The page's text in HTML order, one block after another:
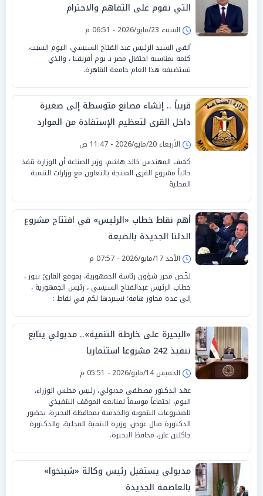
التي تقوم على التفاهم والاحترام
السبت 23/مايو/2026 - 06:51 م
ألقى السيد الرئيس عبد الفتاح السيسي، اليوم السبت،
كلمة بمناسبة احتفال مصر بـ يوم أفريقيا ، والذي
تستضيفه هذا العام جامعة القاهرة.
قريباً .. إنشاء مصانع متوسطة إلى صغيرة
داخل القرى لتعظيم الإستفادة من الموارد
الأربعاء 20/مايو/2026 - 11:47 ص
كشف المهندس خالد هاشم، وزير الصناعة أن الوزارة تنفذ
حالياً مشروع القرى المنتجة بالتعاون مع وزارات التنمية
المحلية
أهم نقاط خطاب «الرئيس» في افتتاح مشروع
الدلتا الجديدة بالضبعة
الأحد 17/مايو/2026 - 07:57 م
لخّـص محرر شؤون رئاسة الجمهورية، بموقع القارئ نيوز ،
خطاب الرئيس عبدالفتاح السيسي ، رئيس الجمهورية ،
إلى عدة محاور هامة؛ نسىردها لكم في نقاط :
«البحيرة على خارطة التنمية».. مدبولي يتابع
تنفيذ 242 مشروعا استثماريا
الخميس 14/مايو/2026 - 05:51 م
عقد الدكتور مصطفى مدبولي، رئيس مجلس الوزراء،
اليوم، اجتماعاً موسعاً لمتابعة الموقف التنفيذي
للمشروعات التنموية والخدمية بمحافظة البحيرة، بحضور
الدكتورة منال عوض، وزيرة التنمية المحلية، والدكتورة
جاكلين عازر، محافظ البحيرة.
مدبولي يستقبل رئيس وكالة «شينخوا»
بالعاصمة الجديدة